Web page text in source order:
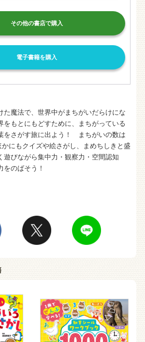
その他の書店で購入
電子書籍を購入
た魔法で、世界中がまちがいだらけにな
もとにもどすために、まちがっている
をさがす旅に出よう！ まちがいの数は
にもクイズや絵さがし、まめちしきと盛
遊びながら集中力・観察力・空間認知
をのばそう！